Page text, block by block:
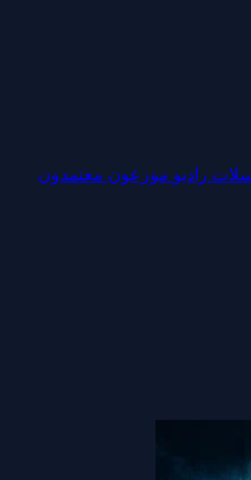
راديو موزعون معتمدون